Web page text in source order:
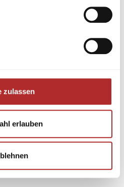
zulassen
erlauben